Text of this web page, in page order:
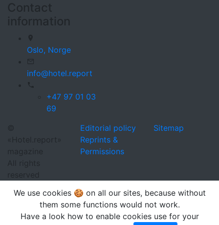
Contact
information
Oslo, Norge
info@hotel.report
+47 97 01 03
69
©
«Hotel.report»
magazine
All rights
reserved
Editorial policy
Reprints &
Permissions
Sitemap
We use cookies 🍪 on all our sites, because without
them some functions would not work.
Have a look how to enable cookies use for your